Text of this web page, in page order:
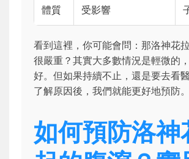
體質
受影響
看到這裡，你可能會問：那洛神花
很嚴重？其實大多數情況是輕微的
好。但如果持續不止，還是要去看
了解原因後，我們就能更好地預防。
如何預防洛神